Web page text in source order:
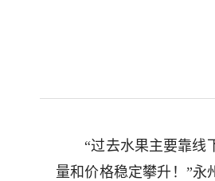
“过去水果主要靠线下
量和价格稳定攀升！”永